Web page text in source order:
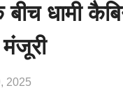
बीच धामी
2025